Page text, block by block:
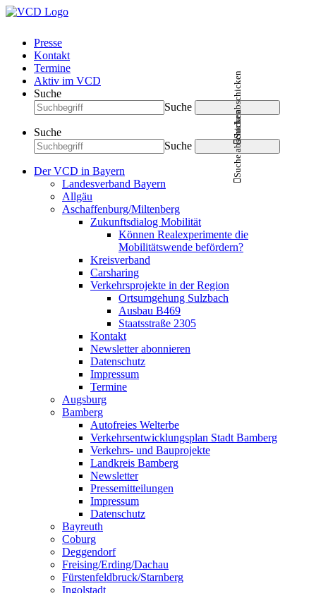
Presse
Kontakt
Termine
Aktiv im VCD
Suche
Suche
Suche abschicken
Suche
Suche
Suche abschicken
Der VCD in Bayern
Landesverband Bayern
Allgäu
Aschaffenburg/Miltenberg
Zukunftsdialog Mobilität
Können Realexperimente die
Mobilitätswende befördern?
Kreisverband
Carsharing
Verkehrsprojekte in der Region
Ortsumgehung Sulzbach
Ausbau B469
Staatsstraße 2305
Kontakt
Newsletter abonnieren
Datenschutz
Impressum
Termine
Augsburg
Bamberg
Autofreies Welterbe
Verkehrsentwicklungsplan Stadt Bamberg
Verkehrs- und Bauprojekte
Landkreis Bamberg
Newsletter
Pressemitteilungen
Impressum
Datenschutz
Bayreuth
Coburg
Deggendorf
Freising/Erding/Dachau
Fürstenfeldbruck/Starnberg
Ingolstadt